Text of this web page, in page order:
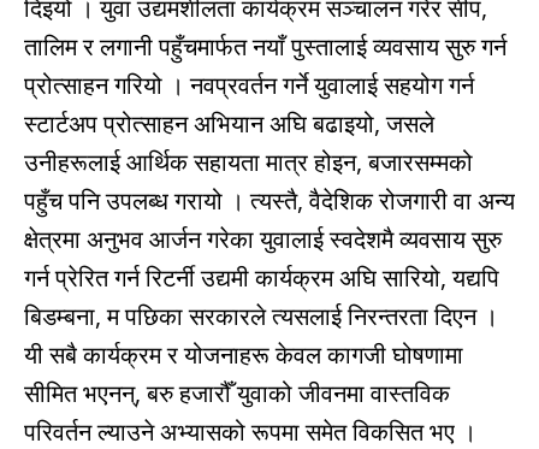
दिइयो । युवा उद्यमशीलता कार्यक्रम सञ्चालन गरेर सीप,
तालिम र लगानी पहुँचमार्फत नयाँ पुस्तालाई व्यवसाय सुरु गर्न
प्रोत्साहन गरियो । नवप्रवर्तन गर्ने युवालाई सहयोग गर्न
स्टार्टअप प्रोत्साहन अभियान अघि बढाइयो, जसले
उनीहरूलाई आर्थिक सहायता मात्र होइन, बजारसम्मको
पहुँच पनि उपलब्ध गरायो । त्यस्तै, वैदेशिक रोजगारी वा अन्य
क्षेत्रमा अनुभव आर्जन गरेका युवालाई स्वदेशमै व्यवसाय सुरु
गर्न प्रेरित गर्न रिटर्नी उद्यमी कार्यक्रम अघि सारियो, यद्यपि
बिडम्बना, म पछिका सरकारले त्यसलाई निरन्तरता दिएन ।
यी सबै कार्यक्रम र योजनाहरू केवल कागजी घोषणामा
सीमित भएनन्, बरु हजारौँ युवाको जीवनमा वास्तविक
परिवर्तन ल्याउने अभ्यासको रूपमा समेत विकसित भए ।